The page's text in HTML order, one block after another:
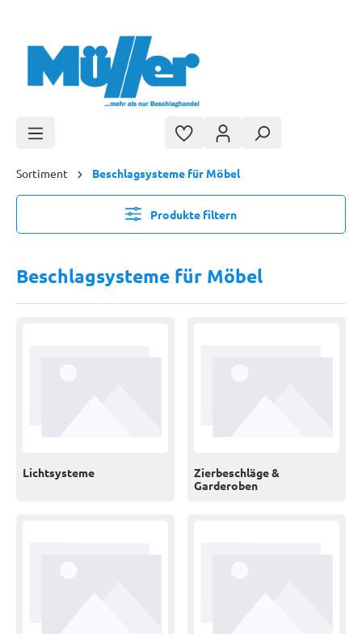
Sortiment Beschlagsysteme für Möbel
Produkte filtern
Beschlagsysteme für Möbel
Lichtsysteme
Zierbeschläge &
Garderoben